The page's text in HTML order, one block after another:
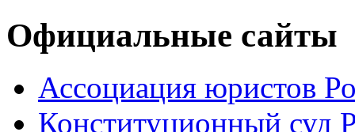
Официальные сайты
Ассоциация юристов
Конституционный суд